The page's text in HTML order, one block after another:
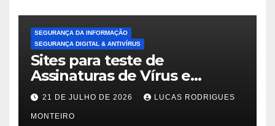
SEGURANÇA DA INFORMAÇÃO
SEGURANÇA DIGITAL & ANTIVÍRUS
Sites para teste de
Assinaturas de Vírus e
Malwares
21 DE JULHO DE 2026 LUCAS RODRIGUES
MONTEIRO